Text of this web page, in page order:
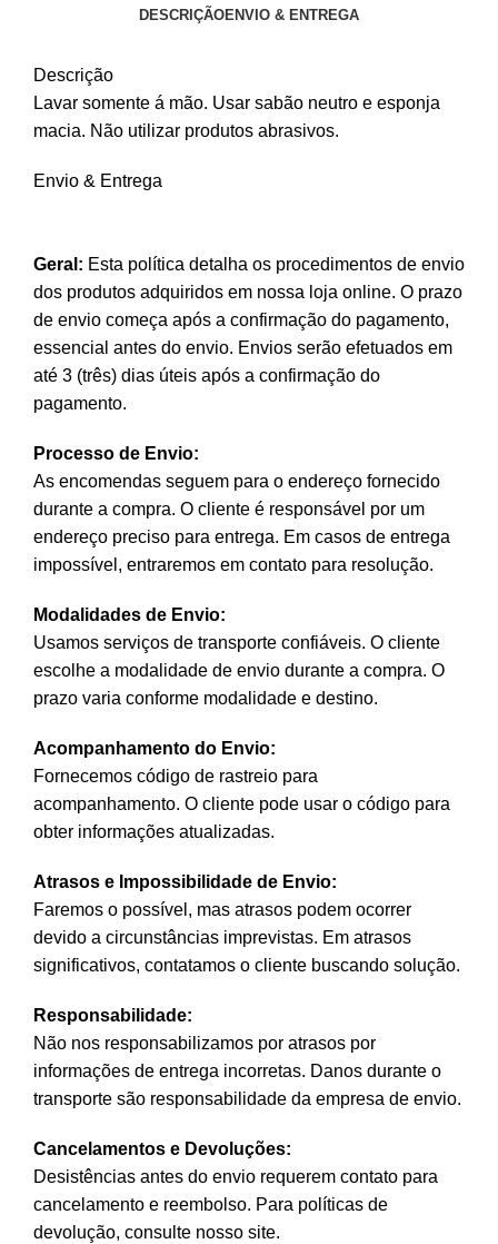
DESCRIÇÃOENVIO & ENTREGA
Descrição
Lavar somente á mão. Usar sabão neutro e esponja
macia. Não utilizar produtos abrasivos.
Envio & Entrega
Geral: Esta política detalha os procedimentos de envio
dos produtos adquiridos em nossa loja online. O prazo
de envio começa após a confirmação do pagamento,
essencial antes do envio. Envios serão efetuados em
até 3 (três) dias úteis após a confirmação do
pagamento.
Processo de Envio:
As encomendas seguem para o endereço fornecido
durante a compra. O cliente é responsável por um
endereço preciso para entrega. Em casos de entrega
impossível, entraremos em contato para resolução.
Modalidades de Envio:
Usamos serviços de transporte confiáveis. O cliente
escolhe a modalidade de envio durante a compra. O
prazo varia conforme modalidade e destino.
Acompanhamento do Envio:
Fornecemos código de rastreio para
acompanhamento. O cliente pode usar o código para
obter informações atualizadas.
Atrasos e Impossibilidade de Envio:
Faremos o possível, mas atrasos podem ocorrer
devido a circunstâncias imprevistas. Em atrasos
significativos, contatamos o cliente buscando solução.
Responsabilidade:
Não nos responsabilizamos por atrasos por
informações de entrega incorretas. Danos durante o
transporte são responsabilidade da empresa de envio.
Cancelamentos e Devoluções:
Desistências antes do envio requerem contato para
cancelamento e reembolso. Para políticas de
devolução, consulte nosso site.